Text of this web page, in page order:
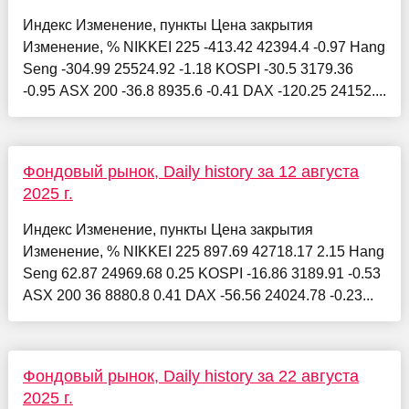
Индекс Изменение, пункты Цена закрытия
Изменение, % NIKKEI 225 -413.42 42394.4 -0.97 Hang
Seng -304.99 25524.92 -1.18 KOSPI -30.5 3179.36
-0.95 ASX 200 -36.8 8935.6 -0.41 DAX -120.25 24152....
Фондовый рынок, Daily history за 12 августа
2025 г.
Индекс Изменение, пункты Цена закрытия
Изменение, % NIKKEI 225 897.69 42718.17 2.15 Hang
Seng 62.87 24969.68 0.25 KOSPI -16.86 3189.91 -0.53
ASX 200 36 8880.8 0.41 DAX -56.56 24024.78 -0.23...
Фондовый рынок, Daily history за 22 августа
2025 г.